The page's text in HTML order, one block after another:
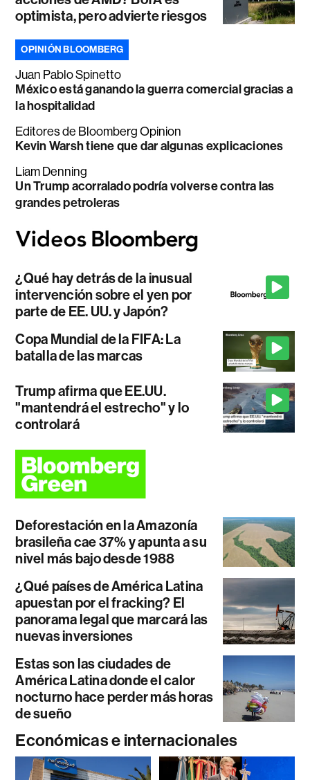
optimista, pero advierte riesgos
OPINIÓN BLOOMBERG
Juan Pablo Spinetto
México está ganando la guerra comercial gracias a
la hospitalidad
Editores de Bloomberg Opinion
Kevin Warsh tiene que dar algunas explicaciones
Liam Denning
Un Trump acorralado podría volverse contra las
grandes petroleras
¿Qué hay detrás de la inusual
intervención sobre el yen por
parte de EE. UU. y Japón?
Copa Mundial de la FIFA: La
batalla de las marcas
Trump afirma que EE.UU.
"mantendrá el estrecho" y lo
controlará
Deforestación en la Amazonía
brasileña cae 37% y apunta a su
nivel más bajo desde 1988
¿Qué países de América Latina
apuestan por el fracking? El
panorama legal que marcará las
nuevas inversiones
Estas son las ciudades de
América Latina donde el calor
nocturno hace perder más horas
de sueño
Económicas e internacionales